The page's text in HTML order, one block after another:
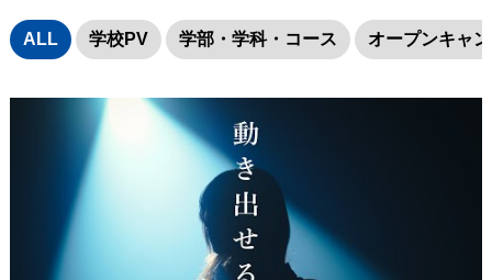
ALL 学校PV 学部・学科・コース オープンキャ